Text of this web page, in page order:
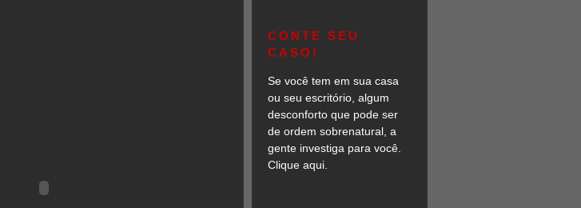
CONTE SEU
CASO!
Se você tem em sua casa
ou seu escritório, algum
desconforto que pode ser
de ordem sobrenatural, a
gente investiga para você.
Clique aqui.